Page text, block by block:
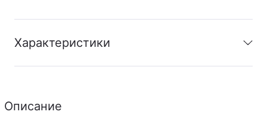
Характеристики
Гарантия:
Описание